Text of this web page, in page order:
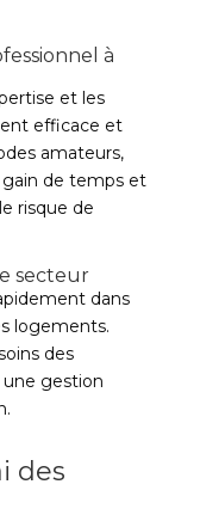
à
et les
efficace et
amateurs,
de temps et
risque de
secteur
dans
logements.
des
une gestion
des